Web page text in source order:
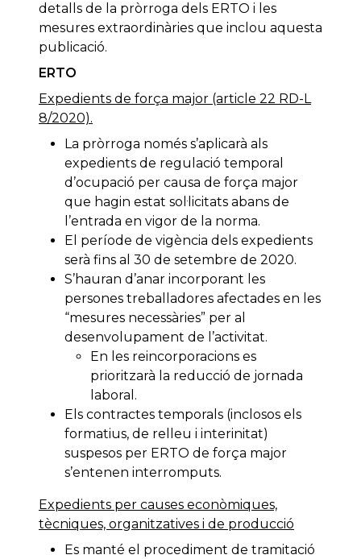
detalls de la pròrroga dels ERTO i les
mesures extraordinàries que inclou aquesta
publicació.
ERTO
Expedients de força major (article 22 RD-L
8/2020).
La pròrroga només s’aplicarà als
expedients de regulació temporal
d’ocupació per causa de força major
que hagin estat sol·licitats abans de
l’entrada en vigor de la norma.
El període de vigència dels expedients
serà fins al 30 de setembre de 2020.
S’hauran d’anar incorporant les
persones treballadores afectades en les
“mesures necessàries” per al
desenvolupament de l’activitat.
En les reincorporacions es
prioritzarà la reducció de jornada
laboral.
Els contractes temporals (inclosos els
formatius, de relleu i interinitat)
suspesos per ERTO de força major
s’entenen interromputs.
Expedients per causes econòmiques,
tècniques, organitzatives i de producció
Es manté el procediment de tramitació